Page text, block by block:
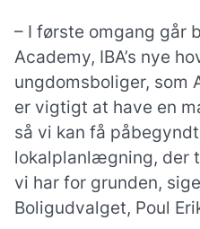
– I første omgang går
Academy, IBA’s nye
ungdomsboliger, som
er vigtigt at have en
så vi kan få
lokalplanlægning, der
vi har for grunden,
Boligudvalget, Poul